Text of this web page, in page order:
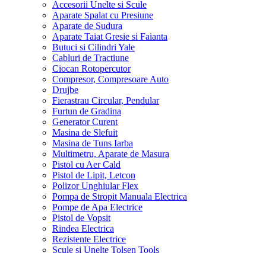
Accesorii Unelte si Scule
Aparate Spalat cu Presiune
Aparate de Sudura
Aparate Taiat Gresie si Faianta
Butuci si Cilindri Yale
Cabluri de Tractiune
Ciocan Rotopercutor
Compresor, Compresoare Auto
Drujbe
Fierastrau Circular, Pendular
Furtun de Gradina
Generator Curent
Masina de Slefuit
Masina de Tuns Iarba
Multimetru, Aparate de Masura
Pistol cu Aer Cald
Pistol de Lipit, Letcon
Polizor Unghiular Flex
Pompa de Stropit Manuala Electrica
Pompe de Apa Electrice
Pistol de Vopsit
Rindea Electrica
Rezistente Electrice
Scule si Unelte Tolsen Tools